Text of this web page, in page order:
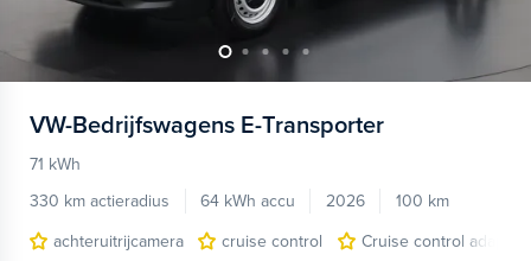
VW-Bedrijfswagens E-Transporter
71 kWh
330 km actieradius
64 kWh accu 2026
100 km
achteruitrijcamera
cruise control
Cruise control adaptief